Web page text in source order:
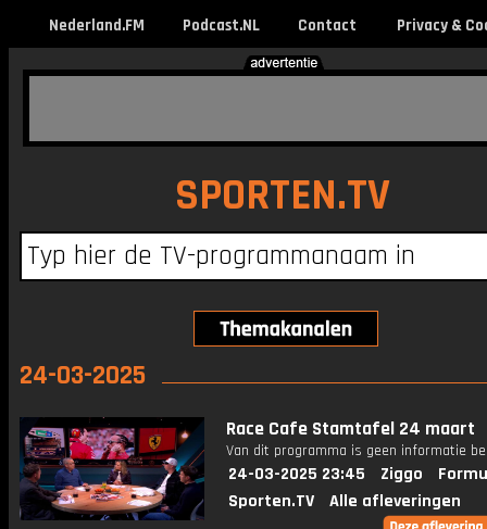
Nederland.FM Podcast.NL Contact Privacy &
SPORTEN.TV
24-03-2025
Race Cafe Stamtafel 24 maart
Van dit programma is geen informatie
24-03-2025 23:45 Ziggo
Sporten.TV
Alle afleveringen